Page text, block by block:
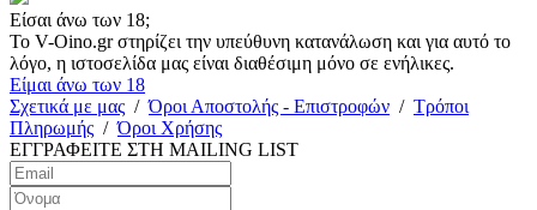
Είσαι άνω των 18;
To V-Oino.gr στηρίζει την υπεύθυνη κατανάλωση και για αυτό το
λόγο, η ιστοσελίδα μας είναι διαθέσιμη μόνο σε ενήλικες.
Είμαι άνω των 18
Σχετικά με μας /Όροι Αποστολής - Επιστροφών / Τρόποι
Πληρωμής /Όροι Χρήσης
ΕΓΓΡΑΦΕΙΤΕ ΣΤΗ MAILING LIST